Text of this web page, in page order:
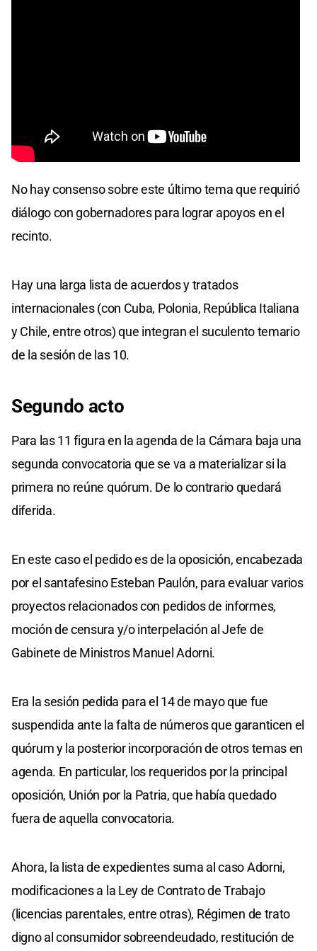
No hay consenso sobre este último tema que requirió
diálogo con gobernadores para lograr apoyos en el
recinto.
Hay una larga lista de acuerdos y tratados
internacionales (con Cuba, Polonia, República Italiana
y Chile, entre otros) que integran el suculento temario
de la sesión de las 10.
Segundo acto
Para las 11 figura en la agenda de la Cámara baja una
segunda convocatoria que se va a materializar si la
primera no reúne quórum. De lo contrario quedará
diferida.
En este caso el pedido es de la oposición, encabezada
por el santafesino Esteban Paulón, para evaluar varios
proyectos relacionados con pedidos de informes,
moción de censura y/o interpelación al Jefe de
Gabinete de Ministros Manuel Adorni.
Era la sesión pedida para el 14 de mayo que fue
suspendida ante la falta de números que garanticen el
quórum y la posterior incorporación de otros temas en
agenda. En particular, los requeridos por la principal
oposición, Unión por la Patria, que había quedado
fuera de aquella convocatoria.
Ahora, la lista de expedientes suma al caso Adorni,
modificaciones a la Ley de Contrato de Trabajo
(licencias parentales, entre otras), Régimen de trato
digno al consumidor sobreendeudado, restitución de